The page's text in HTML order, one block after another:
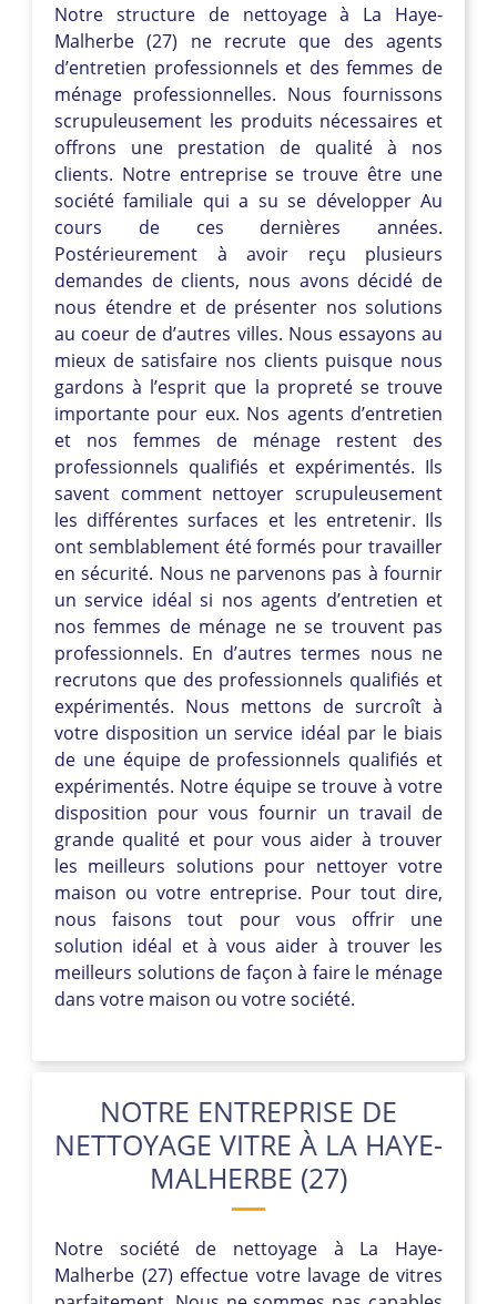
Notre structure de nettoyage à La Haye-
Malherbe (27) ne recrute que des agents
d’entretien professionnels et des femmes de
ménage professionnelles. Nous fournissons
scrupuleusement les produits nécessaires et
offrons une prestation de qualité à nos
clients. Notre entreprise se trouve être une
société familiale qui a su se développer Au
cours de ces dernières années.
Postérieurement à avoir reçu plusieurs
demandes de clients, nous avons décidé de
nous étendre et de présenter nos solutions
au coeur de d’autres villes. Nous essayons au
mieux de satisfaire nos clients puisque nous
gardons à l’esprit que la propreté se trouve
importante pour eux. Nos agents d’entretien
et nos femmes de ménage restent des
professionnels qualifiés et expérimentés. Ils
savent comment nettoyer scrupuleusement
les différentes surfaces et les entretenir. Ils
ont semblablement été formés pour travailler
en sécurité. Nous ne parvenons pas à fournir
un service idéal si nos agents d’entretien et
nos femmes de ménage ne se trouvent pas
professionnels. En d’autres termes nous ne
recrutons que des professionnels qualifiés et
expérimentés. Nous mettons de surcroît à
votre disposition un service idéal par le biais
de une équipe de professionnels qualifiés et
expérimentés. Notre équipe se trouve à votre
disposition pour vous fournir un travail de
grande qualité et pour vous aider à trouver
les meilleurs solutions pour nettoyer votre
maison ou votre entreprise. Pour tout dire,
nous faisons tout pour vous offrir une
solution idéal et à vous aider à trouver les
meilleurs solutions de façon à faire le ménage
dans votre maison ou votre société.
NOTRE ENTREPRISE DE
NETTOYAGE VITRE À LA HAYE-
MALHERBE (27)
Notre société de nettoyage à La Haye-
Malherbe (27) effectue votre lavage de vitres